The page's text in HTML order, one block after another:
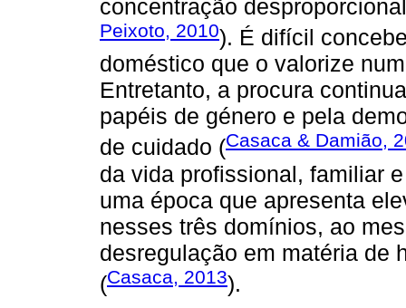
concentração
Peixoto, 2010). É difícil
doméstico que o valorize
Entretanto, a procura
papéis de género e pela
de cuidado (Casaca & Damião,
da vida profissional, familiar
uma época que apresenta
nesses três domínios, ao
desregulação em matéria de
(Casaca, 2013).